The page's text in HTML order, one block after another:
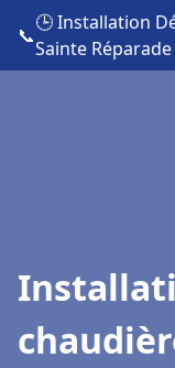
📞
🕒 Installation
Sainte Réparade